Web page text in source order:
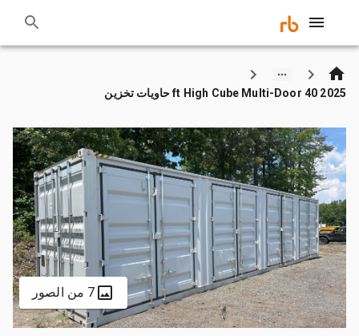
2025 40 ft High Cube Multi-Door حاويات تخزين
7 من الصور